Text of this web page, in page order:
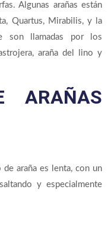
Algunas arañas están
Quartus, Mirabilis, y la
son llamadas por los
araña del lino y
ARAÑAS
araña es lenta, con un
y especialmente